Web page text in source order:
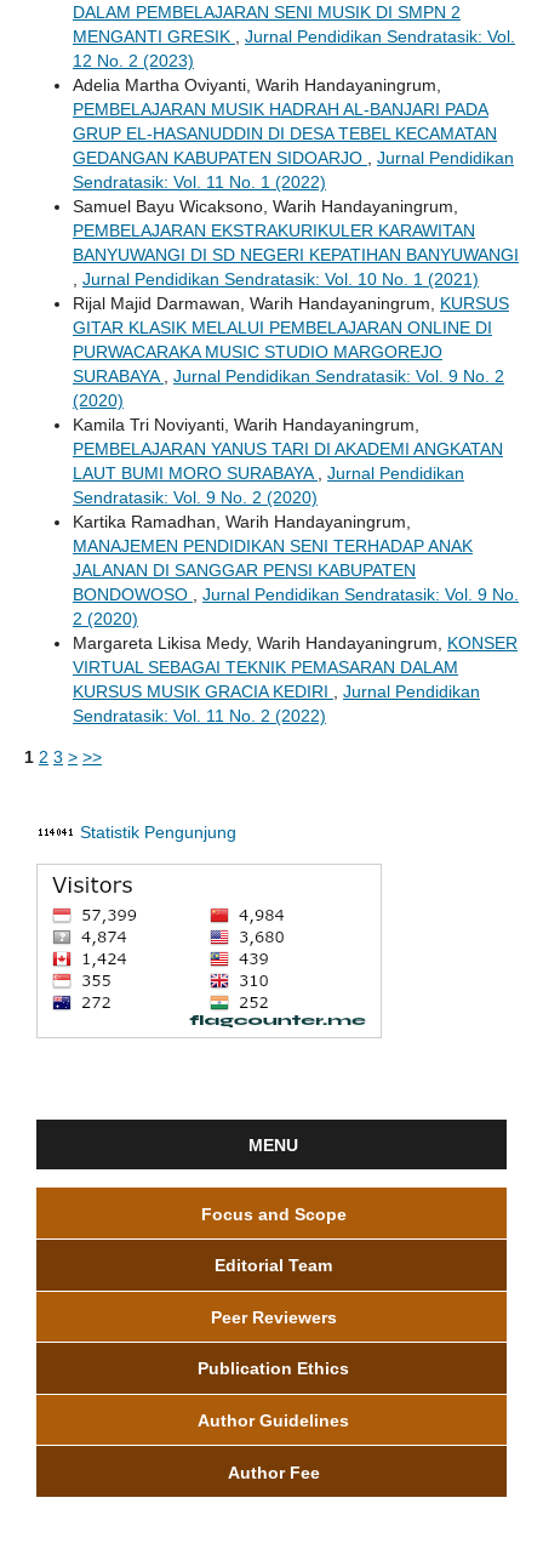
DALAM PEMBELAJARAN SENI MUSIK DI SMPN 2
MENGANTI GRESIK
Jurnal Pendidikan Sendratasik: Vol.
12 No. 2 (2023)
Adelia Martha Oviyanti, Warih Handayaningrum,
PEMBELAJARAN MUSIK HADRAH AL-BANJARI PADA
GRUP EL-HASANUDDIN DI DESA TEBEL KECAMATAN
GEDANGAN KABUPATEN SIDOARJO
Jurnal Pendidikan
Sendratasik: Vol. 11 No. 1 (2022)
Samuel Bayu Wicaksono, Warih Handayaningrum,
PEMBELAJARAN EKSTRAKURIKULER KARAWITAN
BANYUWANGI DI SD NEGERI KEPATIHAN BANYUWANGI
Jurnal Pendidikan Sendratasik: Vol. 10 No. 1 (2021)
Rijal Majid Darmawan, Warih Handayaningrum, KURSUS
GITAR KLASIK MELALUI PEMBELAJARAN ONLINE DI
PURWACARAKA MUSIC STUDIO MARGOREJO
SURABAYA
Jurnal Pendidikan Sendratasik: Vol. 9 No. 2
(2020)
Kamila Tri Noviyanti, Warih Handayaningrum,
PEMBELAJARAN YANUS TARI DI AKADEMI ANGKATAN
LAUT BUMI MORO SURABAYA
Jurnal Pendidikan
Sendratasik: Vol. 9 No. 2 (2020)
Kartika Ramadhan, Warih Handayaningrum,
MANAJEMEN PENDIDIKAN SENI TERHADAP ANAK
JALANAN DI SANGGAR PENSI KABUPATEN
BONDOWOSO
Jurnal Pendidikan Sendratasik: Vol. 9 No.
2 (2020)
Margareta Likisa Medy, Warih Handayaningrum, KONSER
VIRTUAL SEBAGAI TEKNIK PEMASARAN DALAM
KURSUS MUSIK GRACIA KEDIRI
Jurnal Pendidikan
Sendratasik: Vol. 11 No. 2 (2022)
1 2 3 > >>
Statistik Pengunjung
MENU
Focus and Scope
Editorial Team
Peer Reviewers
Publication Ethics
Author Guidelines
Author Fee